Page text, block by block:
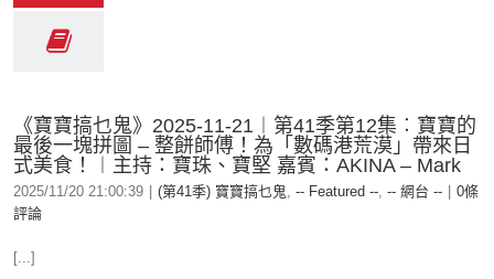
《寶寶搞乜鬼》2025-11-21︱第41季第12集︰寶寶的
最後一塊拼圖 – 整餅師傅！為「數碼港荒漠」帶來日
式美食！︱主持：寶珠、寶堅 嘉賓：AKINA – Mark
2025/11/20 21:00:39 (第41季) 寶寶搞乜鬼, -- Featured --, -- 網台 --
0條
評論
[...]